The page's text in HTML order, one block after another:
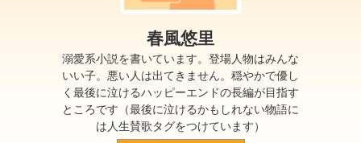
春風悠里
溺愛系小説を書いています。登場人物はみんな
いい子。悪い人は出てきません。穏やかで優し
く最後に泣けるハッピーエンドの長編が目指す
ところです（最後に泣けるかもしれない物語に
は人生賛歌タグをつけています）